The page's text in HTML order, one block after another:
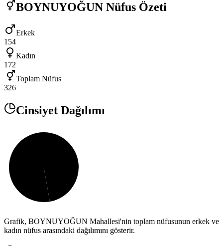
BOYNUYOĞUN Nüfus Özeti
Erkek
154
Kadın
172
Toplam Nüfus
326
Cinsiyet Dağılımı
Grafik, BOYNUYOĞUN Mahallesi'nin toplam nüfusunun erkek ve
kadın nüfus arasındaki dağılımını gösterir.